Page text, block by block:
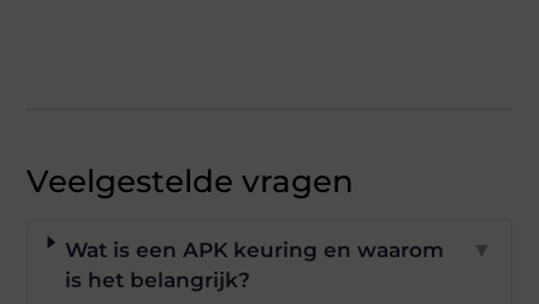
Veelgestelde vragen
Wat is een APK keuring en waarom
is het belangrijk?
▼